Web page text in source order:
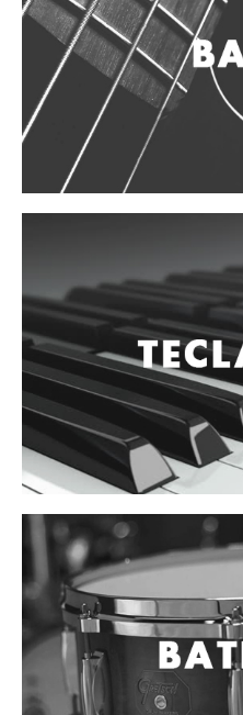
Vientos
Accesorios
Micrófonos
Mano alámbrico
Instrumento alámbrico
Inalámbrico de mano
Estudio
Corro y escenario
Instalaciones
Cámara, computadora y celular
Pedestales y soportes
Accesorios
Audio Profesional
Columnas pasivas
Columnas activas
Amplificadores
Consolas mezcladoras